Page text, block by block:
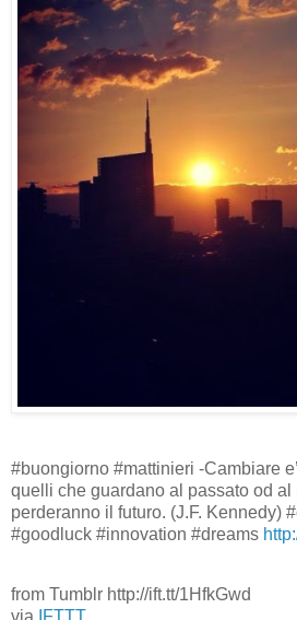
#buongiorno #mattinieri -Cambiare
quelli che guardano al passato od al
perderanno il futuro. (J.F. Kennedy)
#goodluck #innovation #dreams
from Tumblr http://ift.tt/1HfkGwd